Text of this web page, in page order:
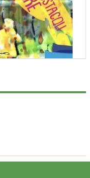
Pesce al CN Uisp